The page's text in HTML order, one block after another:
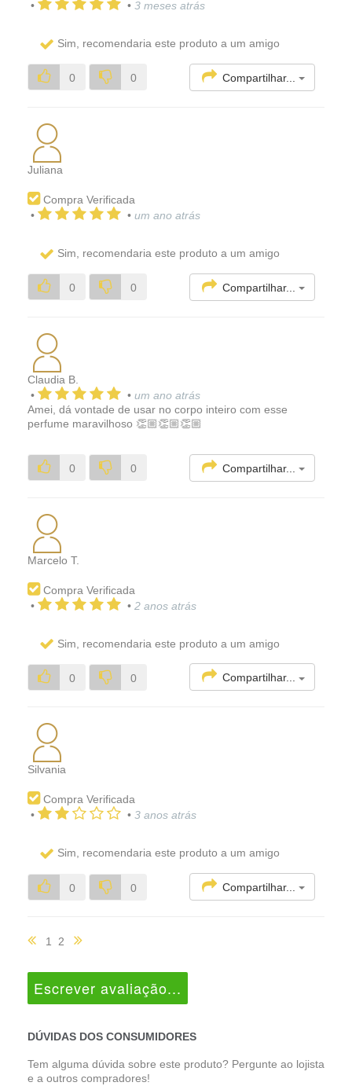
• • 3 meses atrás
Sim, recomendaria este produto a um amigo
0 0 Compartilhar...
Juliana
Compra Verificada
•
• um ano atrás
Sim, recomendaria este produto a um amigo
0 0 Compartilhar...
Claudia B.
•
• um ano atrás
Amei, dá vontade de usar no corpo inteiro com esse
perfume maravilhoso 👏🏼👏🏼👏🏼
0 0 Compartilhar...
Marcelo T.
Compra Verificada
•
• 2 anos atrás
Sim, recomendaria este produto a um amigo
0 0 Compartilhar...
Silvania
Compra Verificada
•
• 3 anos atrás
Sim, recomendaria este produto a um amigo
0 0 Compartilhar...
1 2
Escrever avaliação...
DÚVIDAS DOS CONSUMIDORES
Tem alguma dúvida sobre este produto? Pergunte ao lojista
e a outros compradores!